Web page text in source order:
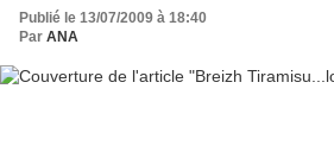
Publié le 13/07/2009 à 18:40
Par ANA